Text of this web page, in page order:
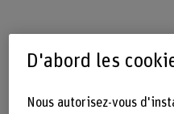
13.06.2025
Le
disponible – en
D'abord les
Nous autorisez-vous